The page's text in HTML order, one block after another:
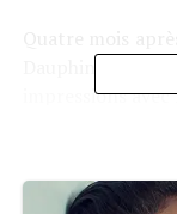
Dauphine de
impressions
1- Votre
attendue ?